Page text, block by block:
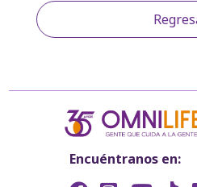
Encuéntranos en: